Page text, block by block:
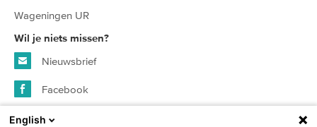
Wageningen UR
Wil je niets missen?
Nieuwsbrief
Facebook
Instagram
English